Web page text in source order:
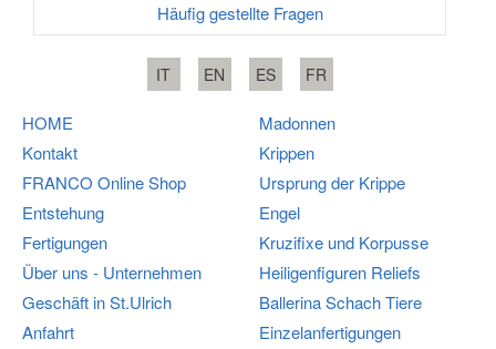
Häufig gestellte Fragen
IT EN ES FR
HOME
Kontakt
FRANCO Online Shop
Entstehung
Fertigungen
Über uns - Unternehmen
Geschäft in St.Ulrich
Anfahrt
Madonnen
Krippen
Ursprung der Krippe
Engel
Kruzifixe und Korpusse
Heiligenfiguren Reliefs
Ballerina Schach Tiere
Einzelanfertigungen